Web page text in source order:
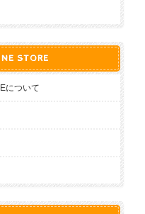
STORE
について